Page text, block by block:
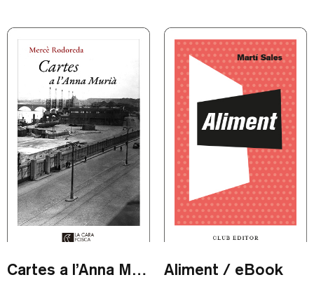
Cartes a l’Anna Murià / eBook Aliment / eBook